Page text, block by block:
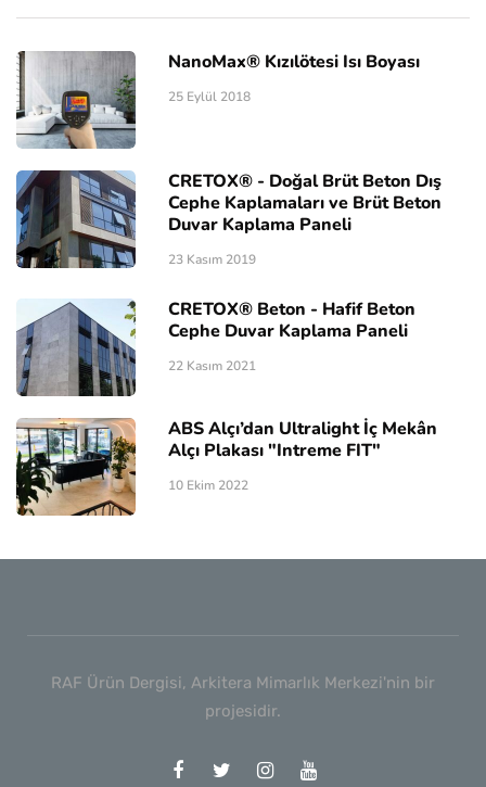
NanoMax® Kızılötesi Isı Boyası
25 Eylül 2018
CRETOX® - Doğal Brüt Beton Dış
Cephe Kaplamaları ve Brüt Beton
Duvar Kaplama Paneli
23 Kasım 2019
CRETOX® Beton - Hafif Beton
Cephe Duvar Kaplama Paneli
22 Kasım 2021
ABS Alçı’dan Ultralight İç Mekân
Alçı Plakası "Intreme FIT"
10 Ekim 2022
RAF Ürün Dergisi, Arkitera Mimarlık Merkezi'nin bir
projesidir.